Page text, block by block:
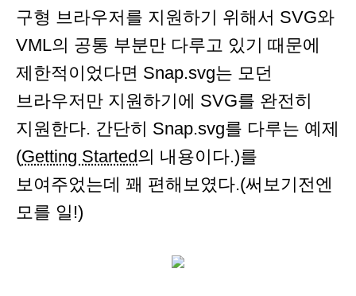
구형 브라우저를 지원하기 위해서 SVG와
VML의 공통 부분만 다루고 있기 때문에
제한적이었다면 Snap.svg는 모던
브라우저만 지원하기에 SVG를 완전히
지원한다. 간단히 Snap.svg를 다루는 예제
(Getting Started의 내용이다.)를
보여주었는데 꽤 편해보였다.(써보기전엔
모를 일!)